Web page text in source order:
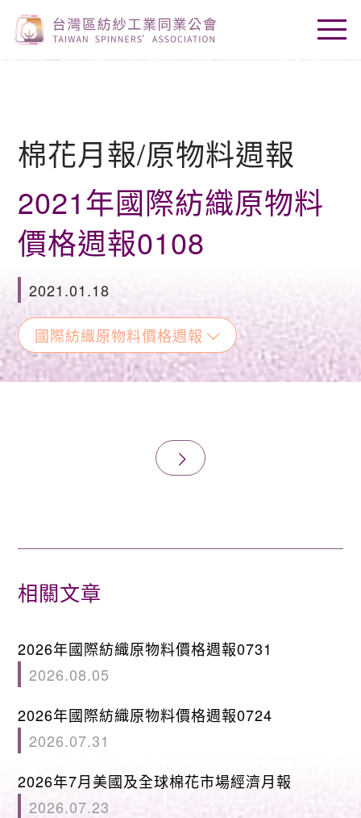
棉花月報/原物料週報
2021年國際紡織原物料
價格週報0108
2021.01.18
國際紡織原物料價格週報
相關文章
2026年國際紡織原物料價格週報0731
2026.08.05
2026年國際紡織原物料價格週報0724
2026.07.31
2026年7月美國及全球棉花市場經濟月報
2026.07.23